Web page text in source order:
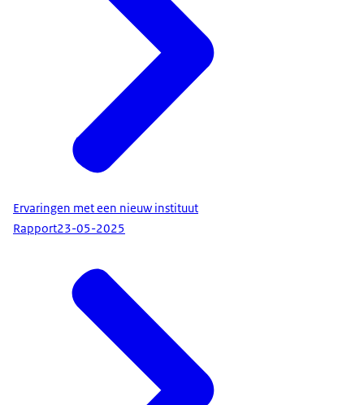
Ervaringen met een nieuw instituut
Rapport23-05-2025